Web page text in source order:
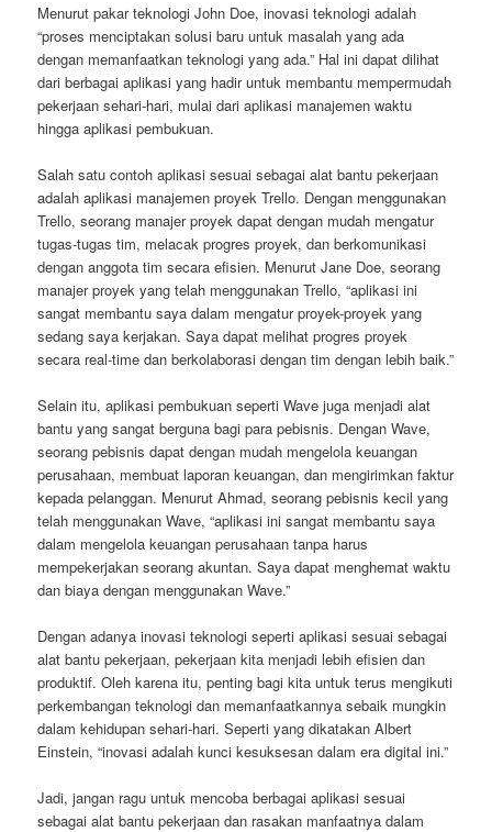
Menurut pakar teknologi John Doe, inovasi teknologi adalah
“proses menciptakan solusi baru untuk masalah yang ada
dengan memanfaatkan teknologi yang ada.” Hal ini dapat dilihat
dari berbagai aplikasi yang hadir untuk membantu mempermudah
pekerjaan sehari-hari, mulai dari aplikasi manajemen waktu
hingga aplikasi pembukuan.
Salah satu contoh aplikasi sesuai sebagai alat bantu pekerjaan
adalah aplikasi manajemen proyek Trello. Dengan menggunakan
Trello, seorang manajer proyek dapat dengan mudah mengatur
tugas-tugas tim, melacak progres proyek, dan berkomunikasi
dengan anggota tim secara efisien. Menurut Jane Doe, seorang
manajer proyek yang telah menggunakan Trello, “aplikasi ini
sangat membantu saya dalam mengatur proyek-proyek yang
sedang saya kerjakan. Saya dapat melihat progres proyek
secara real-time dan berkolaborasi dengan tim dengan lebih baik.”
Selain itu, aplikasi pembukuan seperti Wave juga menjadi alat
bantu yang sangat berguna bagi para pebisnis. Dengan Wave,
seorang pebisnis dapat dengan mudah mengelola keuangan
perusahaan, membuat laporan keuangan, dan mengirimkan faktur
kepada pelanggan. Menurut Ahmad, seorang pebisnis kecil yang
telah menggunakan Wave, “aplikasi ini sangat membantu saya
dalam mengelola keuangan perusahaan tanpa harus
mempekerjakan seorang akuntan. Saya dapat menghemat waktu
dan biaya dengan menggunakan Wave.”
Dengan adanya inovasi teknologi seperti aplikasi sesuai sebagai
alat bantu pekerjaan, pekerjaan kita menjadi lebih efisien dan
produktif. Oleh karena itu, penting bagi kita untuk terus mengikuti
perkembangan teknologi dan memanfaatkannya sebaik mungkin
dalam kehidupan sehari-hari. Seperti yang dikatakan Albert
Einstein, “inovasi adalah kunci kesuksesan dalam era digital ini.”
Jadi, jangan ragu untuk mencoba berbagai aplikasi sesuai
sebagai alat bantu pekerjaan dan rasakan manfaatnya dalam